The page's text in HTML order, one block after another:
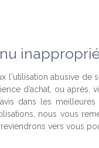
l'utilisation abusive de
d’achat, ou
dans les
nous vous
vers vous